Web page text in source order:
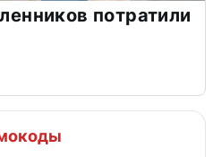
потратили